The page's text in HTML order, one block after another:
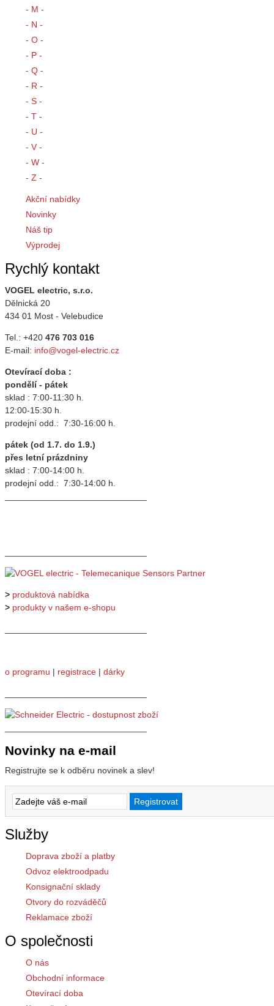
- M -
- N -
- O -
- P -
- Q -
- R -
- S -
- T -
- U -
- V -
- W -
- Z -
Akční nabídky
Novinky
Náš tip
Výprodej
Rychlý kontakt
VOGEL electric, s.r.o.
Dělnická 20
434 01 Most - Velebudice
Tel.: +420 476 703 016
E-mail: info@vogel-electric.cz
Otevírací doba :
pondělí - pátek
sklad : 7:00-11:30 h.
12:00-15:30 h.
prodejní odd.: 7:30-16:00 h.
pátek (od 1.7. do 1.9.)
přes letní prázdniny
sklad : 7:00-14:00 h.
prodejní odd.: 7:30-14:00 h.
> produktová nabídka
> produkty v našem e-shopu
o programu | registrace | dárky
Novinky na e-mail
Registrujte se k odběru novinek a slev!
Služby
Doprava zboží a platby
Odvoz elektroodpadu
Konsignační sklady
Otvory do rozváděčů
Reklamace zboží
O společnosti
O nás
Obchodní informace
Otevírací doba